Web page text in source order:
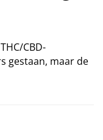
CBD-
gestaan, maar de